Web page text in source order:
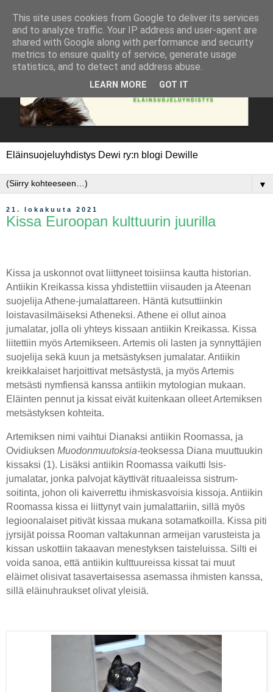
Eläinsuojeluyhdistys Dewi ry:n blogi Dewille
▼
21. lokakuuta 2021
Kissa Euroopan kulttuurin juurilla
Kissa ja uskonnot ovat liittyneet toisiinsa kautta historian.
Antiikin Kreikassa kissa yhdistettiin viisauden ja Ateenan
suojelija Athene-jumalattareen. Häntä kutsuttiinkin
loistavasilmäiseksi Atheneksi. Athene ei ollut ainoa
jumalatar, jolla oli yhteys kissaan antiikin Kreikassa. Kissa
liitettiin myös Artemikseen. Artemis oli lasten ja synnyttäjien
suojelija sekä kuun ja metsästyksen jumalatar. Antiikin
kreikkalaiset harjoittivat metsästystä, ja myös Artemis
metsästi nymfiensä kanssa antiikin mytologian mukaan.
Eläinten pennut ja kissat eivät kuitenkaan olleet Artemiksen
metsästyksen kohteita.
Artemiksen nimi vaihtui Dianaksi antiikin Roomassa, ja
Ovidiuksen Muodonmuutoksia-teoksessa Diana muuttuukin
kissaksi (1). Lisäksi antiikin Roomassa vaikutti Isis-
jumalatar, jonka palvojat käyttivät rituaaleissa sistrum-
soitinta, johon oli kaiverrettu ihmiskasvoisia kissoja. Antiikin
Roomassa kissa ei liittynyt vain jumalattariin, sillä myös
legioonalaiset pitivät kissaa mukana sotamatkoilla. Kissa piti
jyrsijät poissa Rooman valtakunnan armeijan varusteista ja
kissan uskottiin takaavan menestyksen taisteluissa. Silti ei
voida sanoa, että antiikin kulttuureissa kissat tai muut
eläimet olisivat tasavertaisessa asemassa ihmisten kanssa,
sillä eläinuhraukset olivat yleisiä.
This site uses cookies from Google to deliver its services
and to analyze traffic. Your IP address and user-agent are
shared with Google along with performance and security
metrics to ensure quality of service, generate usage
statistics, and to detect and address abuse.
LEARN MORE GOT IT